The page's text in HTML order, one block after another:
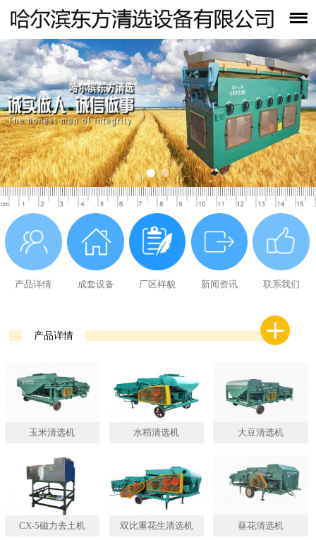
产品详情 成套设备 厂区样貌 新闻资讯 联系我们
产品详情
玉米清选机 水稻清选机 大豆清选机
CX-5磁力去土机 双比重花生清选机 葵花清选机